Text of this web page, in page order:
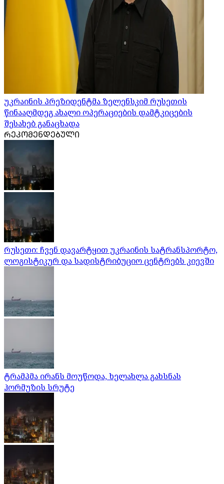
უკრაინის პრეზიდენტმა ზელენსკიმ რუსეთის
წინააღმდეგ ახალი ოპერაციების დამტკიცების
შესახებ განაცხადა
ᲠᲔᲙᲝᲛᲔᲜᲓᲔᲑᲣᲚᲘ
რუსეთი: ჩვენ დავარტყით უკრაინის სატრანსპორტო,
ლოგისტიკურ და სადისტრიბუციო ცენტრებს კიევში
ტრამპმა ირანს მოუწოდა, ხელახლა გახსნას
ჰორმუზის სრუტე